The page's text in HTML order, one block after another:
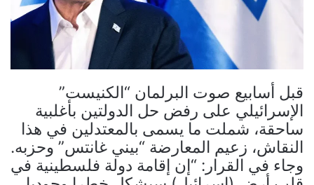
قبل أسابيع صوت البرلمان “الكنيست”
الإسرائيلي على رفض حل الدولتين بأغلبية
ساحقة، شملت ما يسمى بالمعتدلين في هذا
النقاش، زعيم المعارضة “بيني غانتس” وحزبه.
وجاء في القرار: “إن إقامة دولة فلسطينية في